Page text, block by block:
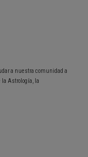
a nuestra comunidad a
Astrología, la